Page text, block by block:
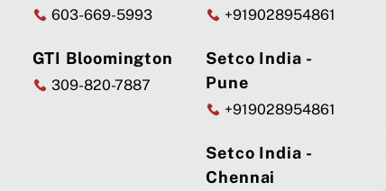
603-669-5993
GTI Bloomington
309-820-7887
+919028954861
Setco India -
Pune
+919028954861
Setco India -
Chennai